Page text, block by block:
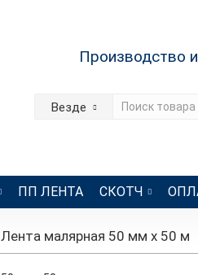
Производство
Везде
ПП ЛЕНТА СКОТЧ
Лента малярная 50 мм x 50 м